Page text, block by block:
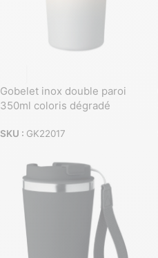
Gobelet inox double paroi
350ml coloris dégradé
SKU : GK22017